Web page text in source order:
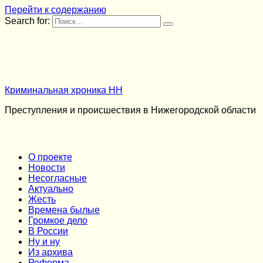
Перейти к содержанию
Search for:
Криминальная хроника НН
Преступления и происшествия в Нижегородской области
О проекте
Новости
Несогласные
Актуально
Жесть
Времена былые
Громкое дело
В России
Ну и ну
Из архива